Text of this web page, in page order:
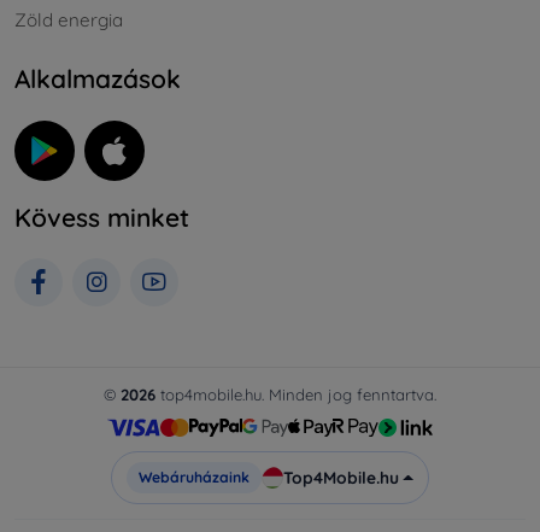
Zöld energia
Alkalmazások
Kövess minket
© 2026 top4mobile.hu. Minden jog fenntartva.
Webáruházaink Top4Mobile.hu